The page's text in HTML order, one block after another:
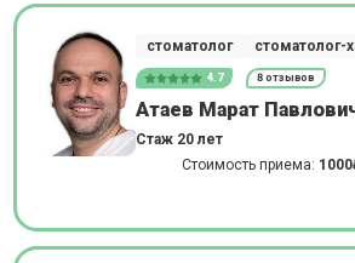
стоматолог стоматолог-
4.7 8 отзывов
Атаев Марат
Стаж 20 лет
Стоимость приема: